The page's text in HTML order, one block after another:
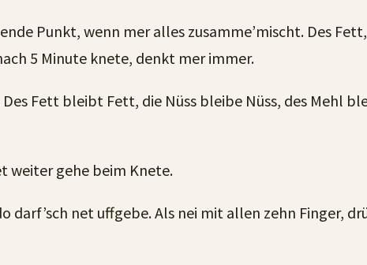
Punkt, wenn mer alles zusamme’mischt. Des
5 Minute knete, denkt mer immer.
Fett bleibt Fett, die Nüss bleibe Nüss, des Mehl
weiter gehe beim Knete.
darf’sch net uffgebe. Als nei mit allen zehn Finger,